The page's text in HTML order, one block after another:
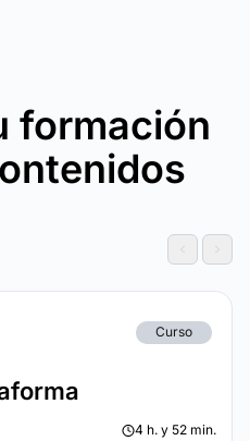
formación
Curso
4 h. y 52 min.